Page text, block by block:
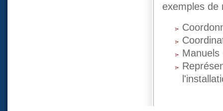
exemples de
Manuels